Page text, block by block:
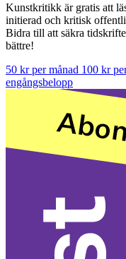
Kunstkritikk är gratis att
initierad och kritisk
Bidra till att säkra
bättre!
50 kr per månad 100 kr
engångsbelopp